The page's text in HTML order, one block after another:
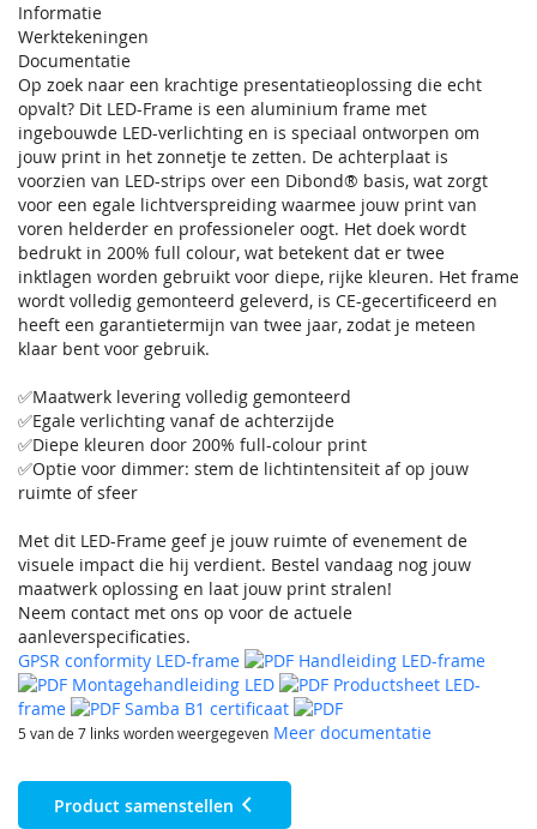
Informatie
Werktekeningen
Documentatie
Op zoek naar een krachtige presentatieoplossing die echt
opvalt? Dit LED-Frame is een aluminium frame met
ingebouwde LED-verlichting en is speciaal ontworpen om
jouw print in het zonnetje te zetten. De achterplaat is
voorzien van LED-strips over een Dibond® basis, wat zorgt
voor een egale lichtverspreiding waarmee jouw print van
voren helderder en professioneler oogt. Het doek wordt
bedrukt in 200% full colour, wat betekent dat er twee
inktlagen worden gebruikt voor diepe, rijke kleuren. Het frame
wordt volledig gemonteerd geleverd, is CE-gecertificeerd en
heeft een garantietermijn van twee jaar, zodat je meteen
klaar bent voor gebruik.
✅Maatwerk levering volledig gemonteerd
✅Egale verlichting vanaf de achterzijde
✅Diepe kleuren door 200% full-colour print
✅Optie voor dimmer: stem de lichtintensiteit af op jouw
ruimte of sfeer
Met dit LED-Frame geef je jouw ruimte of evenement de
visuele impact die hij verdient. Bestel vandaag nog jouw
maatwerk oplossing en laat jouw print stralen!
Neem contact met ons op voor de actuele
aanleverspecificaties.
GPSR conformity LED-frame
Handleiding LED-frame
Montagehandleiding LED
Productsheet LED-
frame
Samba B1 certificaat
5 van de 7 links worden weergegeven Meer documentatie
Product samenstellen